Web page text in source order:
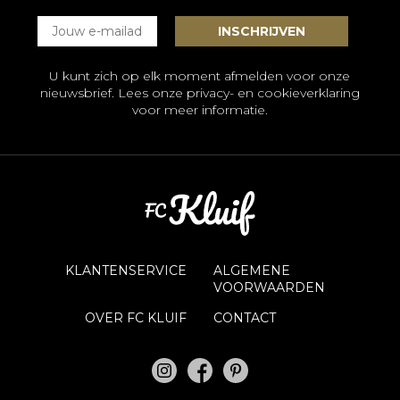
U kunt zich op elk moment afmelden voor onze
nieuwsbrief. Lees onze privacy- en cookieverklaring
voor meer informatie.
KLANTENSERVICE
ALGEMENE
VOORWAARDEN
OVER FC KLUIF
CONTACT